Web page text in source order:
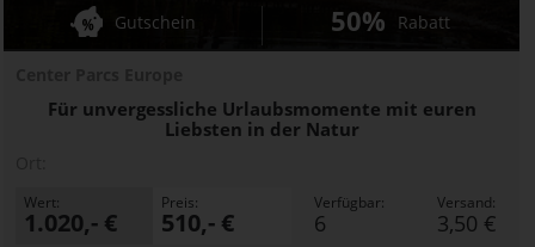
Für unvergessliche Urlaubsmomente mit euren
Liebsten in der Natur
Gutschein 50% Rabatt
Wert:
1.020,- €
Preis:
510,- €
Verfügbar:
6
Versand:
3,50 €